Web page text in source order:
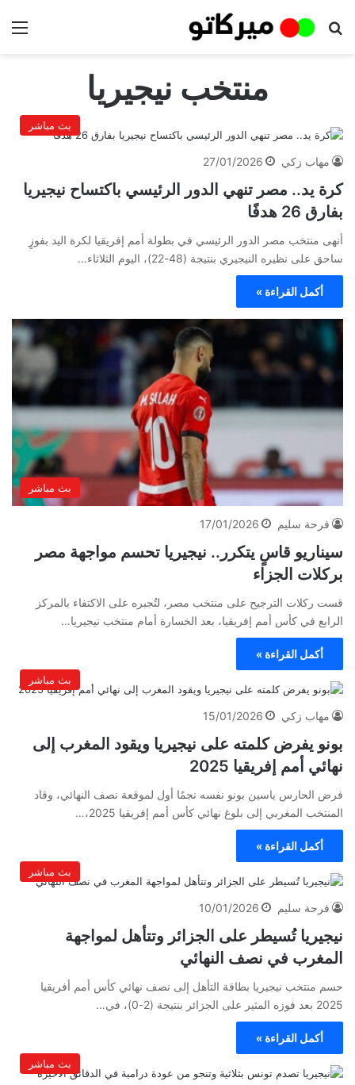
بحث عن
منتخب نيجيريا
بث مباشر
مهاب زكي 27/01/2026
كرة يد.. مصر تنهي الدور الرئيسي باكتساح نيجيريا
بفارق 26 هدفًا
أنهى منتخب مصر الدور الرئيسي في بطولة أمم إفريقيا لكرة اليد بفوزٍ
ساحق على نظيره النيجيري بنتيجة (48-22)، اليوم الثلاثاء…
أكمل القراءة »
بث مباشر
فرحة سليم 17/01/2026
سيناريو قاسٍ يتكرر.. نيجيريا تحسم مواجهة مصر
بركلات الجزاء
قست ركلات الترجيح على منتخب مصر، لتُجبره على الاكتفاء بالمركز
الرابع في كأس أمم إفريقيا، بعد الخسارة أمام منتخب نيجيريا…
أكمل القراءة »
بث مباشر
مهاب زكي 15/01/2026
بونو يفرض كلمته على نيجيريا ويقود المغرب إلى
نهائي أمم إفريقيا 2025
فرض الحارس ياسين بونو نفسه نجمًا أول لموقعة نصف النهائي، وقاد
المنتخب المغربي إلى بلوغ نهائي كأس أمم إفريقيا 2025،…
أكمل القراءة »
بث مباشر
فرحة سليم 10/01/2026
نيجيريا تُسيطر على الجزائر وتتأهل لمواجهة
المغرب في نصف النهائي
حسم منتخب نيجيريا بطاقة التأهل إلى نصف نهائي كأس أمم أفريقيا
2025 بعد فوزه المثير على الجزائر بنتيجة (2-0)، في…
أكمل القراءة »
بث مباشر